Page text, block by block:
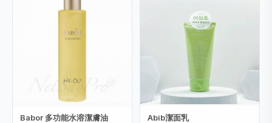
Babor 多功能水溶潔膚油
Abib潔面乳